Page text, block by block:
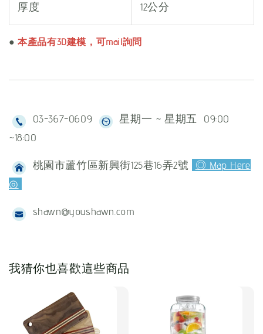
厚度 12公分
●本產品有3D建模，可mail詢問
03-367-0609
星期一 ~ 星期五 09:00
~18:00
桃園市蘆竹區新興街125巷16弄2號
◎ Map Here
◎
shawn@youshawn.com
我猜你也喜歡這些商品